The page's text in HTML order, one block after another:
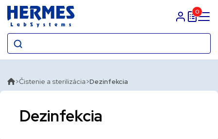
Prihlasit sa
0
Čistenie a sterilizácia Dezinfekcia
Dezinfekcia